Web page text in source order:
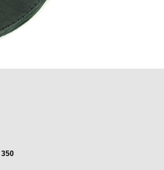
350